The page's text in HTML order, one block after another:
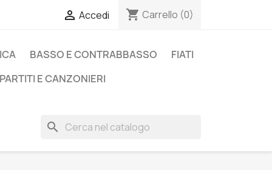
 Accedi shopping_cart Carrello (0)
BASSO E CONTRABBASSO
FIATI
E CANZONIERI
search